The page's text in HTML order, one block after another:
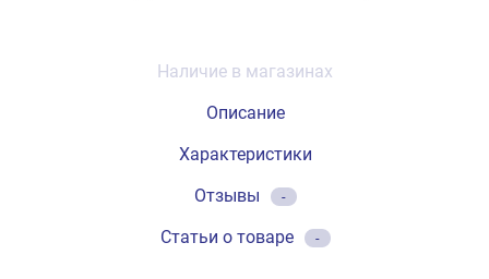
Наличие в магазинах
Описание
Характеристики
Отзывы
-
Статьи о товаре -